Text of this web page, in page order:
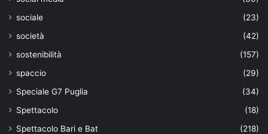
sociale
(23)
società
(42)
sostenibilità
(157)
spaccio
(29)
Speciale G7 Puglia
(34)
Spettacolo
(18)
Spettacolo Bari e Bat
(218)